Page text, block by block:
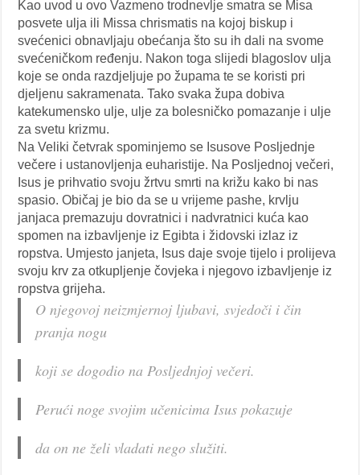
Kao uvod u ovo Vazmeno trodnevlje smatra se Misa
posvete ulja ili Missa chrismatis na kojoj biskup i
svećenici obnavljaju obećanja što su ih dali na svome
svećeničkom ređenju. Nakon toga slijedi blagoslov ulja
koje se onda razdjeljuje po župama te se koristi pri
djeljenu sakramenata. Tako svaka župa dobiva
katekumensko ulje, ulje za bolesničko pomazanje i ulje
za svetu krizmu.
Na Veliki četvrak spominjemo se Isusove Posljednje
večere i ustanovljenja euharistije. Na Posljednoj večeri,
Isus je prihvatio svoju žrtvu smrti na križu kako bi nas
spasio. Običaj je bio da se u vrijeme pashe, krvlju
janjaca premazuju dovratnici i nadvratnici kuća kao
spomen na izbavljenje iz Egibta i židovski izlaz iz
ropstva. Umjesto janjeta, Isus daje svoje tijelo i prolijeva
svoju krv za otkupljenje čovjeka i njegovo izbavljenje iz
ropstva grijeha.
O njegovoj neizmjernoj ljubavi, svjedoči i čin
pranja nogu
koji se dogodio na Posljednjoj večeri.
Perući noge svojim učenicima Isus pokazuje
da on ne želi vladati nego služiti.